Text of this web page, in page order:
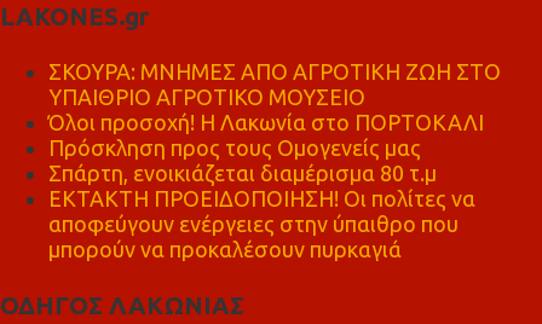
LAKONES.gr
ΣΚΟΥΡΑ: ΜΝΗΜΕΣ ΑΠΟ ΑΓΡΟΤΙΚΗ ΖΩΗ ΣΤΟ
ΥΠΑΙΘΡΙΟ ΑΓΡΟΤΙΚΟ ΜΟΥΣΕΙΟ
Όλοι προσοχή! Η Λακωνία στο ΠΟΡΤΟΚΑΛΙ
Πρόσκληση προς τους Ομογενείς μας
Σπάρτη, ενοικιάζεται διαμέρισμα 80 τ.μ
ΕΚΤΑΚΤΗ ΠΡΟΕΙΔΟΠΟΙΗΣΗ! Οι πολίτες να
αποφεύγουν ενέργειες στην ύπαιθρο που
μπορούν να προκαλέσουν πυρκαγιά
ΟΔΗΓΟΣ ΛΑΚΩΝΙΑΣ